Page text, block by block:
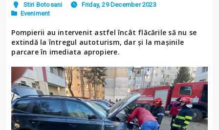
Stiri Botosani
Friday, 29 December 2023
Eveniment
Pompierii au intervenit astfel încât flăcările să nu se
extindă la întregul autoturism, dar și la mașinile
parcare în imediata apropiere.